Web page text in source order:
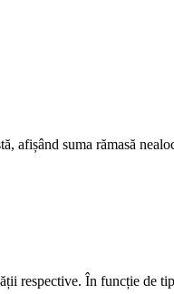
afișând suma rămasă
respective. În funcție de